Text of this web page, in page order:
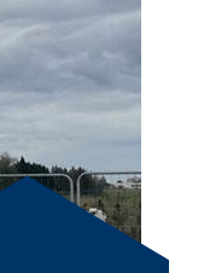
notre service de
engageons à fournir des
notre équipe se tient à
à notre service de
en toute sérénité. Avec
sur l'ensemble de la zone
à RG Location